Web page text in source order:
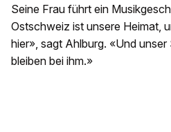
Seine Frau führt ein
Ostschweiz ist unsere Heimat,
hier», sagt Ahlburg. «Und
bleiben bei ihm.»